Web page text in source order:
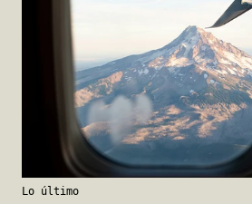
Lo último